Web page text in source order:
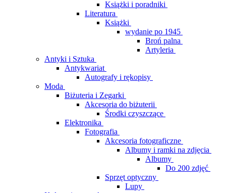
Książki i poradniki
Literatura
Książki
wydanie po 1945
Broń palna
Artyleria
Antyki i Sztuka
Antykwariat
Autografy i rękopisy
Moda
Biżuteria i Zegarki
Akcesoria do biżuterii
Środki czyszczące
Elektronika
Fotografia
Akcesoria fotograficzne
Albumy i ramki na zdjęcia
Albumy
Do 200 zdjęć
Sprzęt optyczny
Lupy